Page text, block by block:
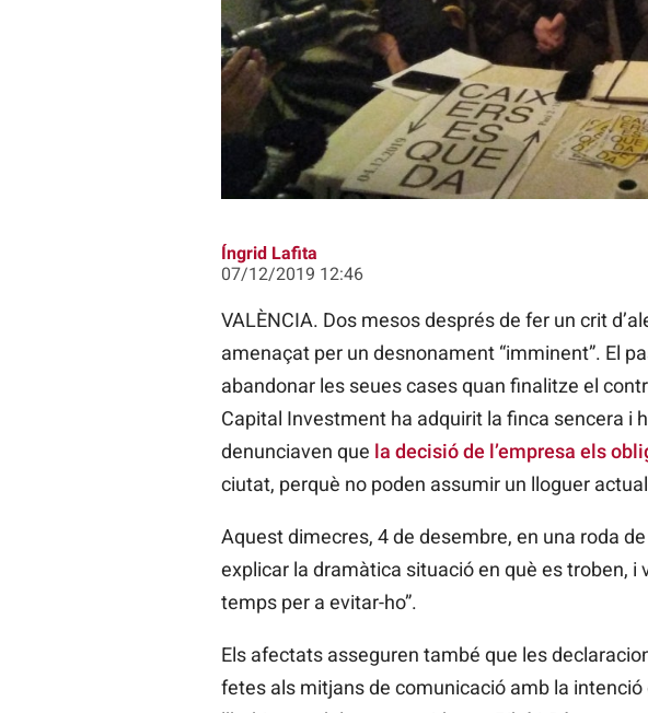
Alguns dels veïns es veuen immersos en
amenaçadores dels propietaris de l'immoble. / VEÏNAT
Íngrid Lafita
07/12/2019 12:46
VALÈNCIA. Dos mesos després de fer un crit
amenaçat per un desnonament “imminent”. El
abandonar les seues cases quan finalitze el
Capital Investment ha adquirit la finca sencera i
denunciaven que la decisió de l’empresa els
ciutat, perquè no poden assumir un lloguer
Aquest dimecres, 4 de desembre, en una roda
explicar la dramàtica situació en què es troben,
temps per a evitar-ho”.
Els afectats asseguren també que les
fetes als mitjans de comunicació amb la intenció